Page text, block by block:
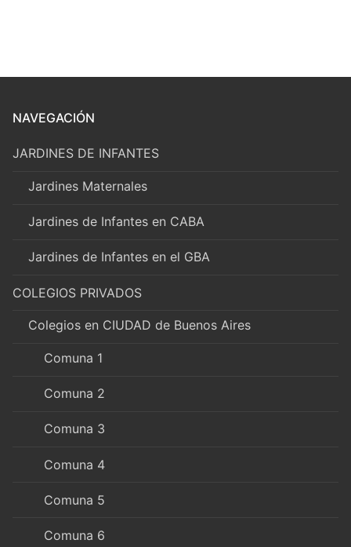
NAVEGACIÓN
JARDINES DE INFANTES
Jardines Maternales
Jardines de Infantes en CABA
Jardines de Infantes en el GBA
COLEGIOS PRIVADOS
Colegios en CIUDAD de Buenos Aires
Comuna 1
Comuna 2
Comuna 3
Comuna 4
Comuna 5
Comuna 6